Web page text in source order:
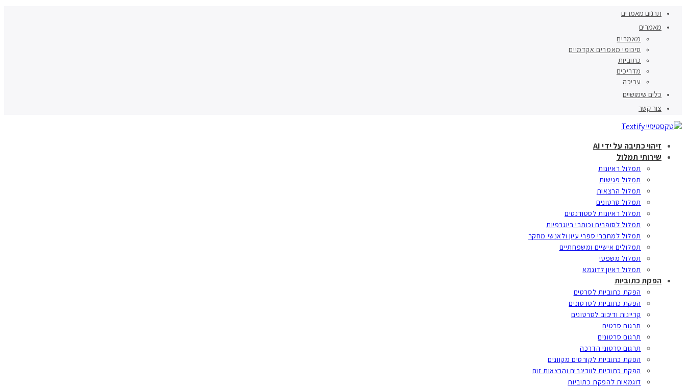
תרגום מאמרים
מאמרים
מאמרים
סיכומי מאמרים אקדמיים
כתוביות
מדריכים
עריכה
כלים שימושיים
צור קשר
זיהוי כתיבה על ידי AI
שירותי תמלול
תמלול ראיונות
תמלול פגישות
תמלול הרצאות
תמלול סרטונים
תמלול ראיונות לסטודנטים
תמלול לסופרים וכותבי ביוגרפיות
תמלול למחברי ספרי עיון ולאנשי מחקר
תמלולים אישיים ומשפחתיים
תמלול משפטי
תמלול ראיון לדוגמא
הפקת כתוביות
הפקת כתוביות לסרטים
הפקת כתוביות לסרטונים
קריינות ודיבוב לסרטונים
תרגום סרטים
תרגום סרטונים
תרגום סרטוני הדרכה
הפקת כתוביות לקורסים מקוונים
הפקת כתוביות לוובינרים והרצאות זום
דוגמאות להפקת כתוביות